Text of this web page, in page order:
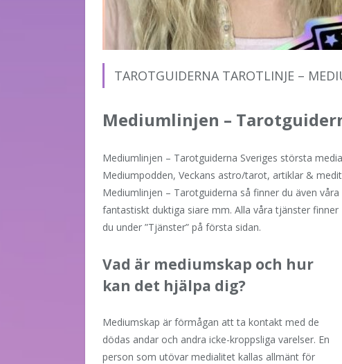
TAROTGUIDERNA TAROTLINJE –
Mediumlinjen –
Mediumlinjen – Tarotguiderna Sveriges största
Mediumpodden, Veckans astro/tarot, artiklar &
Mediumlinjen – Tarotguiderna så finner du även våra
fantastiskt duktiga siare mm. Alla våra tjänster finner
du under ”Tjänster” på första sidan.
Vad är mediumskap och hur
kan det hjälpa dig?
Mediumskap är förmågan att ta kontakt med de
dödas andar och andra icke-kroppsliga varelser. En
person som utövar medialitet kallas allmänt för